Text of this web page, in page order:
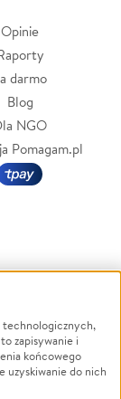
Opinie
darmo
Blog
NGO
Pomagam.pl
NGO
technologicznych,
zapisywanie i
końcowego
uzyskiwanie do nich